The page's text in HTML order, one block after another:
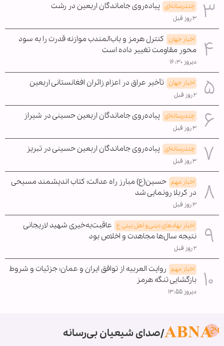
چندرسانه‌ای پیاده‌روی جاماندگان اربعین در رشت
۳ روز قبل
اخبار جهان کنترل هرمز و باب‌المندب موازنه قدرت را به سود
محور مقاومت تغییر داده است
دیروز ۱۶:۳۰
اخبار جهان تأخیر عراق در اعزام زائران افغانستانی اربعین
۲ روز قبل
چندرسانه‌ای پیاده‌روی جاماندگان اربعین حسینی در شیراز
۳ روز قبل
چندرسانه‌ای پیاده‌روی جاماندگان اربعین حسینی در تبریز
۳ روز قبل
اخبار مهم حسین(ع) مبارز راه عدالت؛ کتاب اندیشمند مسیحی
در کربلا رونمایی شد
۳ روز قبل
اخبار نهادهای دینی و اهل بیتی ع عاقبت‌به‌خیری شهید لاریجانی
نتیجه سال‌ها مجاهدت و اخلاص بود
۲ روز قبل
اخبار مهم روایت العربیه از توافق ایران و عمان؛ جزئیات و شروط
بازگشایی تنگه هرمز
دیروز ۱۳:۵۵
صدای شیعیان بی‌رسانه